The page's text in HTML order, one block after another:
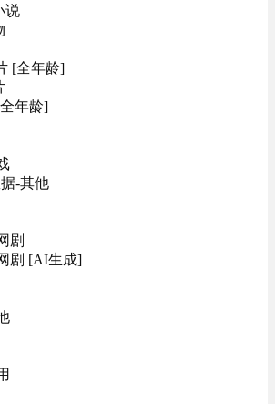
说
[全年龄]
年龄]
-其他
剧
剧 [AI生成]